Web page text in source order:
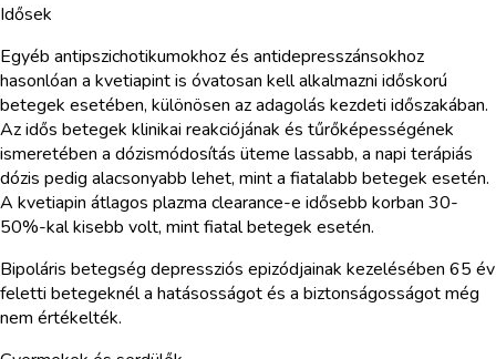
Idősek
Egyéb antipszichotikumokhoz és antidepresszánsokhoz
hasonlóan a kvetiapint is óvatosan kell alkalmazni időskorú
betegek esetében, különösen az adagolás kezdeti időszakában.
Az idős betegek klinikai reakciójának és tűrőképességének
ismeretében a dózismódosítás üteme lassabb, a napi terápiás
dózis pedig alacsonyabb lehet, mint a fiatalabb betegek esetén.
A kvetiapin átlagos plazma clearance-e idősebb korban 30-
50%-kal kisebb volt, mint fiatal betegek esetén.
Bipoláris betegség depressziós epizódjainak kezelésében 65 év
feletti betegeknél a hatásosságot és a biztonságosságot még
nem értékelték.